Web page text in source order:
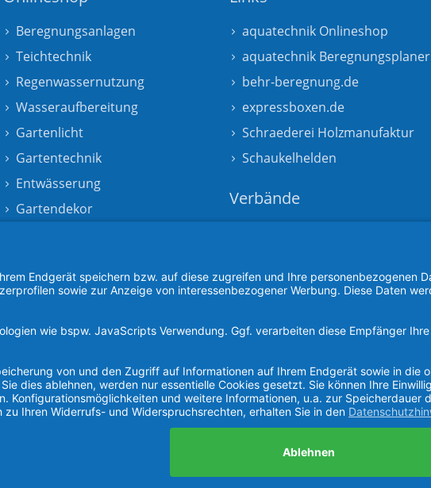
Beregnungsanlagen
Teichtechnik
Regenwassernutzung
Wasseraufbereitung
Gartenlicht
Gartentechnik
Entwässerung
Gartendekor
Unsere Geschäftsbereiche
aquatechnik Onlineshop
aquatechnik Beregnungsplaner
behr-beregnung.de
expressboxen.de
Schraederei Holzmanufaktur
Schaukelhelden
Verbände
Wir sind Mitglied in den
GaLaBau-VerbändenNRW,
Bayern